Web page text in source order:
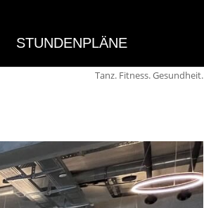
STUNDENPLÄNE
Tanz. Fitness. Gesundheit.